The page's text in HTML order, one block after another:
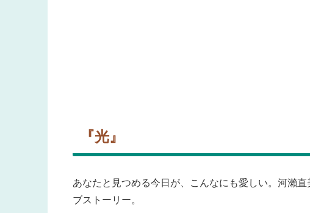
『光』
あなたと見つめる今日が、こんなにも愛しい。河瀨
ブストーリー。